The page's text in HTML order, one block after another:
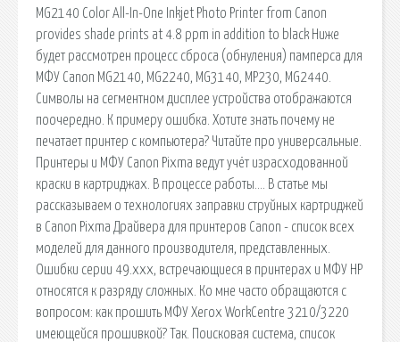
MG2140 Color All-In-One Inkjet Photo Printer from Canon
provides shade prints at 4.8 ppm in addition to black Ниже
будет рассмотрен процесс сброса (обнуления) памперса для
МФУ Canon MG2140, MG2240, MG3140, MP230, MG2440.
Символы на сегментном дисплее устройства отображаются
поочередно. К примеру ошибка. Хотите знать почему не
печатает принтер с компьютера? Читайте про универсальные.
Принтеры и МФУ Canon Pixma ведут учёт израсходованной
краски в картриджах. В процессе работы…. В статье мы
рассказываем о технологиях заправки струйных картриджей
в Canon Pixma Драйвера для принтеров Canon - список всех
моделей для данного производителя, представленных.
Ошибки серии 49.xxx, встречающиеся в принтерах и МФУ HP
относятся к разряду сложных. Ко мне часто обращаются с
вопросом: как прошить МФУ Xerox WorkCentre 3210/3220
имеющейся прошивкой? Так. Поисковая сиcтема, список